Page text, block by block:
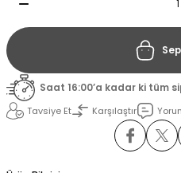
Saat 16:00’a kadar ki tüm
Tavsiye Et
Karşılaştır